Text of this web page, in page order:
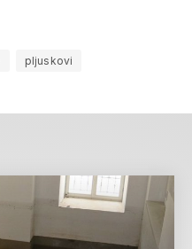
pljuskovi